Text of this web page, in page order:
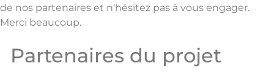
de nos partenaires et n'hésitez pas à vous engager.
Merci beaucoup.
Partenaires du projet